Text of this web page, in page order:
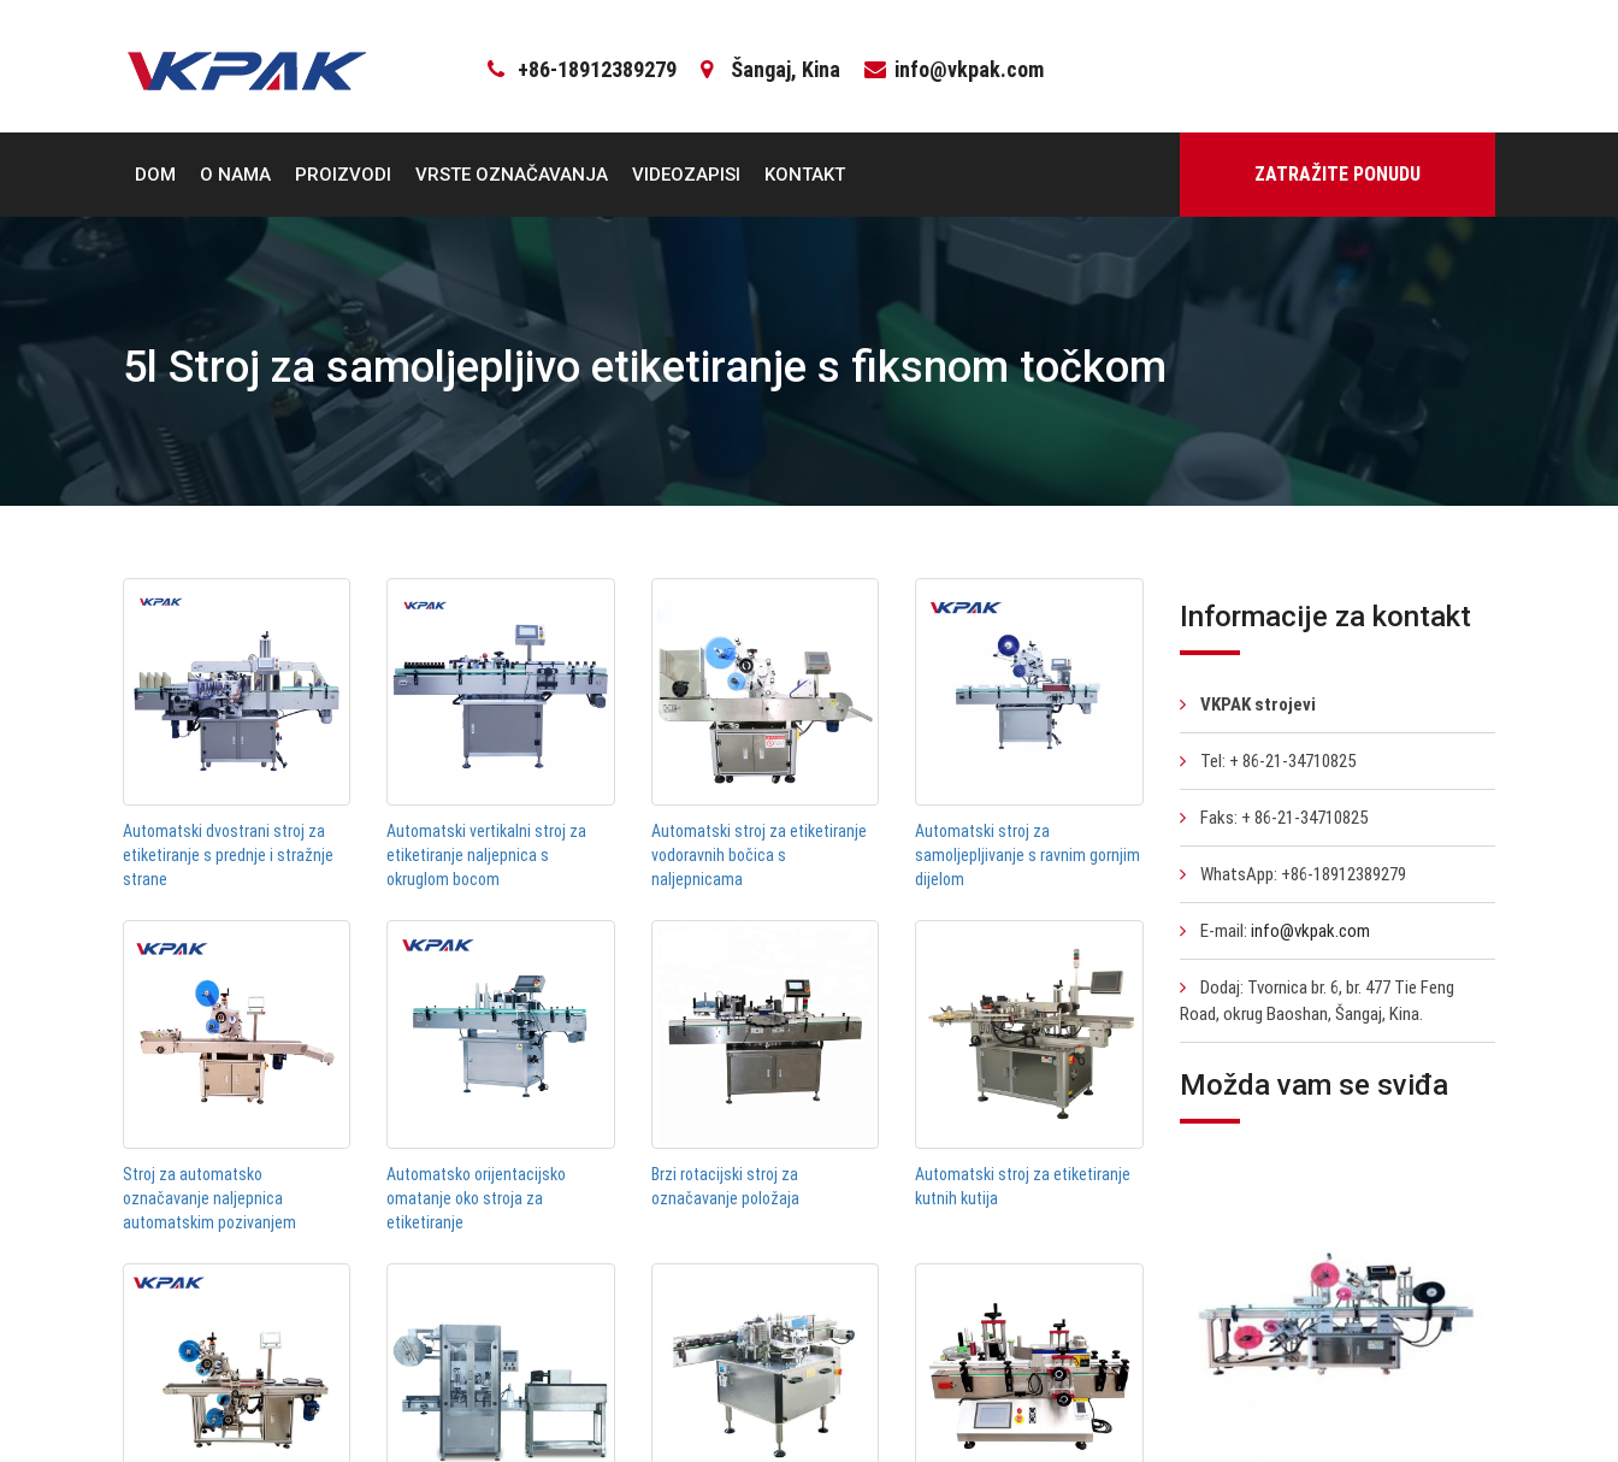
+86-18912389279 Šangaj, Kina info@vkpak.com
DOM O NAMA PROIZVODI VRSTE OZNAČAVANJA VIDEOZAPISI KONTAKT ZATRAŽITE PONUDU
5l Stroj za samoljepljivo etiketiranje s fiksnom točkom
Automatski dvostrani stroj za
etiketiranje s prednje i stražnje
strane
Automatski vertikalni stroj za
etiketiranje naljepnica s
okruglom bocom
Automatski stroj za etiketiranje
vodoravnih bočica s
naljepnicama
Automatski stroj za
samoljepljivanje s ravnim gornjim
dijelom
Stroj za automatsko
označavanje naljepnica
automatskim pozivanjem
Automatsko orijentacijsko
omatanje oko stroja za
etiketiranje
Brzi rotacijski stroj za
označavanje položaja
Automatski stroj za etiketiranje
kutnih kutija
Informacije za kontakt
VKPAK strojevi
Tel: + 86-21-34710825
Faks: + 86-21-34710825
WhatsApp: +86-18912389279
E-mail: info@vkpak.com
Dodaj: Tvornica br. 6, br. 477 Tie Feng
Road, okrug Baoshan, Šangaj, Kina.
Možda vam se sviđa